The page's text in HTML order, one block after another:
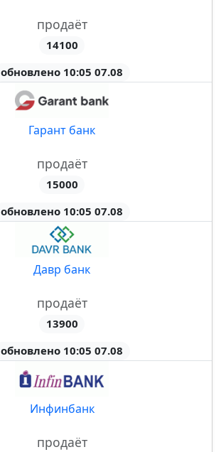
продаёт
14100
обновлено 10:05 07.08
Гарант банк
продаёт
15000
обновлено 10:05 07.08
Давр банк
продаёт
13900
обновлено 10:05 07.08
Инфинбанк
продаёт